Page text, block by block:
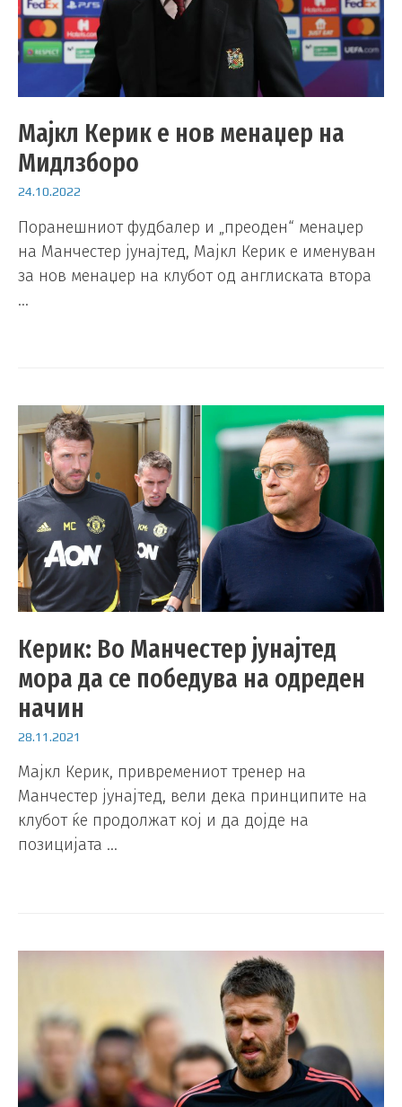
Мајкл Керик е нов менаџер на
Мидлзборо
24.10.2022
Поранешниот фудбалер и „преоден“ менаџер
на Манчестер јунајтед, Мајкл Керик е именуван
за нов менаџер на клубот од англиската втора
…
Керик: Во Манчестер јунајтед
мора да се победува на одреден
начин
28.11.2021
Мајкл Керик, привремениот тренер на
Манчестер јунајтед, вели дека принципите на
клубот ќе продолжат кој и да дојде на
позицијата …